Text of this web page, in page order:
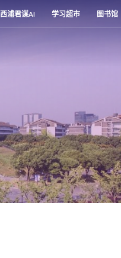
西浦君谋AI 学习超市 图书馆